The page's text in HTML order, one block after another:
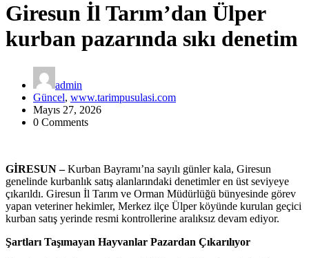
Giresun İl Tarım’dan Ülper
kurban pazarında sıkı denetim
admin
Güncel, www.tarimpusulasi.com
Mayıs 27, 2026
0 Comments
GİRESUN –Kurban Bayramı’na sayılı günler kala, Giresun
genelinde kurbanlık satış alanlarındaki denetimler en üst seviyeye
çıkarıldı. Giresun İl Tarım ve Orman Müdürlüğü bünyesinde görev
yapan veteriner hekimler, Merkez ilçe Ülper köyünde kurulan geçici
kurban satış yerinde resmi kontrollerine aralıksız devam ediyor.
Şartları Taşımayan Hayvanlar Pazardan Çıkarılıyor